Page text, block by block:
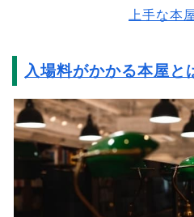
上手な本
入場料がかかる本屋と